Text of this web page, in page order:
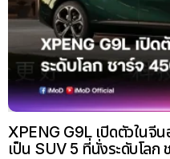
XPENG G9L เปิดตัวในจี
เป็น SUV 5 ที่นั่งระดับโลก